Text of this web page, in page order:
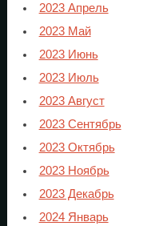
2023 Апрель
2023 Май
2023 Июнь
2023 Июль
2023 Август
2023 Сентябрь
2023 Октябрь
2023 Ноябрь
2023 Декабрь
2024 Январь